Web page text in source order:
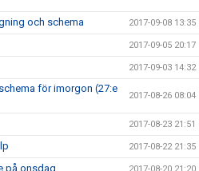
och schema 2017-09-08 13:35
2017-09-05 20:17
2017-09-03 14:32
för imorgon (27:e
2017-08-26 08:04
2017-08-23 21:51
2017-08-22 21:35
på onsdag